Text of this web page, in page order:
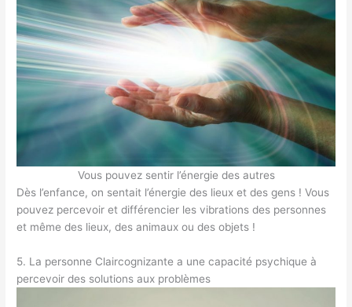
Vous pouvez sentir l’énergie des autres
Dès l’enfance, on sentait l’énergie des lieux et des gens ! Vous
pouvez percevoir et différencier les vibrations des personnes
et même des lieux, des animaux ou des objets !
5. La personne Claircognizante a une capacité psychique à
percevoir des solutions aux problèmes